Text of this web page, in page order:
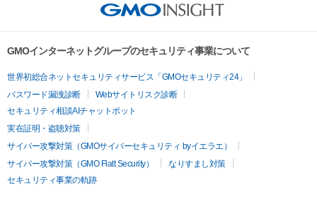
GMOインターネットグループのセキュリティ事業について
世界初総合ネットセキュリティサービス「GMOセキュリティ24」
パスワード漏洩診断
Webサイトリスク診断
セキュリティ相談AIチャットボット
実在証明・盗聴対策
サイバー攻撃対策（GMOサイバーセキュリティ byイエラエ）
サイバー攻撃対策（GMO Flatt Security）
なりすまし対策
セキュリティ事業の軌跡